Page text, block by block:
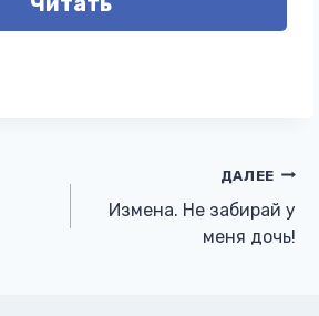
ДАЛЕЕ
Измена. Не забирай у
меня дочь!